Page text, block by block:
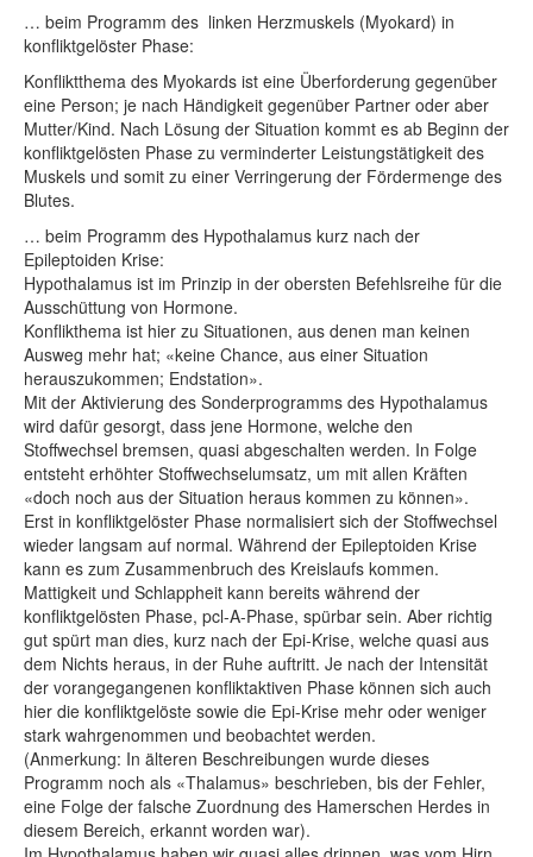
… beim Programm des linken Herzmuskels (Myokard) in
konfliktgelöster Phase:
Konfliktthema des Myokards ist eine Überforderung gegenüber
eine Person; je nach Händigkeit gegenüber Partner oder aber
Mutter/Kind. Nach Lösung der Situation kommt es ab Beginn der
konfliktgelösten Phase zu verminderter Leistungstätigkeit des
Muskels und somit zu einer Verringerung der Fördermenge des
Blutes.
… beim Programm des Hypothalamus kurz nach der
Epileptoiden Krise:
Hypothalamus ist im Prinzip in der obersten Befehlsreihe für die
Ausschüttung von Hormone.
Konflikthema ist hier zu Situationen, aus denen man keinen
Ausweg mehr hat; «keine Chance, aus einer Situation
herauszukommen; Endstation».
Mit der Aktivierung des Sonderprogramms des Hypothalamus
wird dafür gesorgt, dass jene Hormone, welche den
Stoffwechsel bremsen, quasi abgeschalten werden. In Folge
entsteht erhöhter Stoffwechselumsatz, um mit allen Kräften
«doch noch aus der Situation heraus kommen zu können».
Erst in konfliktgelöster Phase normalisiert sich der Stoffwechsel
wieder langsam auf normal. Während der Epileptoiden Krise
kann es zum Zusammenbruch des Kreislaufs kommen.
Mattigkeit und Schlappheit kann bereits während der
konfliktgelösten Phase, pcl-A-Phase, spürbar sein. Aber richtig
gut spürt man dies, kurz nach der Epi-Krise, welche quasi aus
dem Nichts heraus, in der Ruhe auftritt. Je nach der Intensität
der vorangegangenen konfliktaktiven Phase können sich auch
hier die konfliktgelöste sowie die Epi-Krise mehr oder weniger
stark wahrgenommen und beobachtet werden.
(Anmerkung: In älteren Beschreibungen wurde dieses
Programm noch als «Thalamus» beschrieben, bis der Fehler,
eine Folge der falsche Zuordnung des Hamerschen Herdes in
diesem Bereich, erkannt worden war).